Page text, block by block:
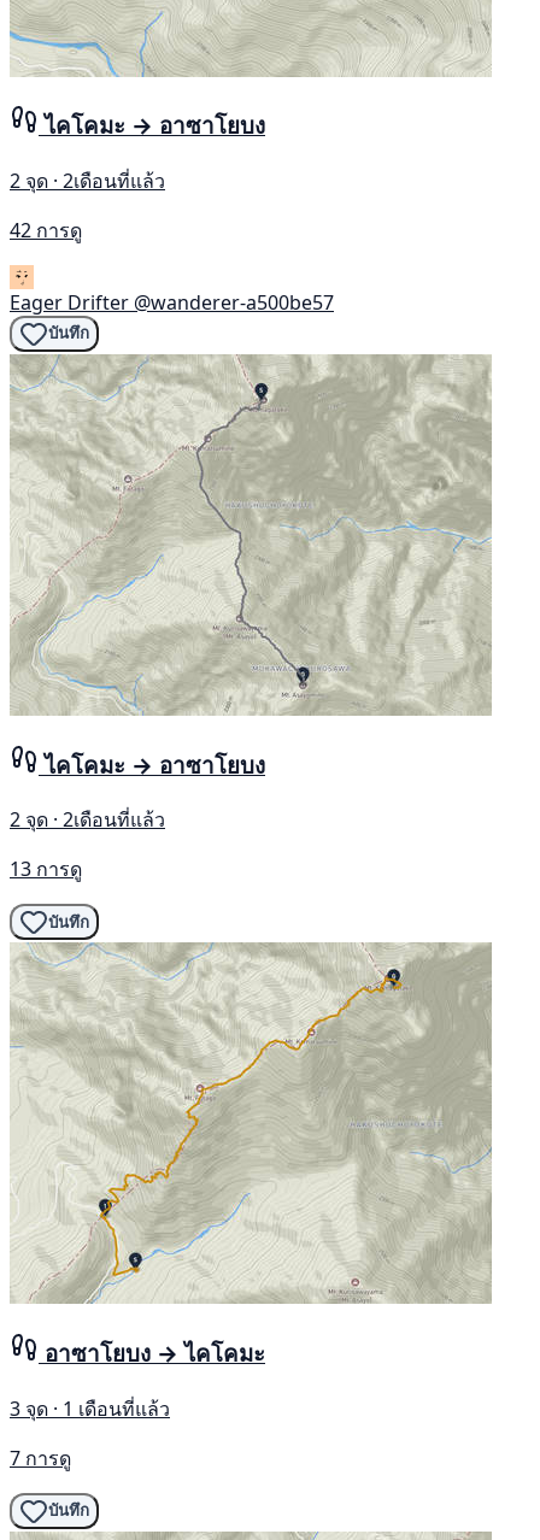
ไคโคมะ → อาซาโยบง
2 จุด · 2เดือนที่แล้ว
42 การดู
Eager Drifter @wanderer-a500be57
บันทึก
ไคโคมะ → อาซาโยบง
2 จุด · 2เดือนที่แล้ว
13 การดู
บันทึก
อาซาโยบง → ไคโคมะ
3 จุด · 1 เดือนที่แล้ว
7 การดู
บันทึก